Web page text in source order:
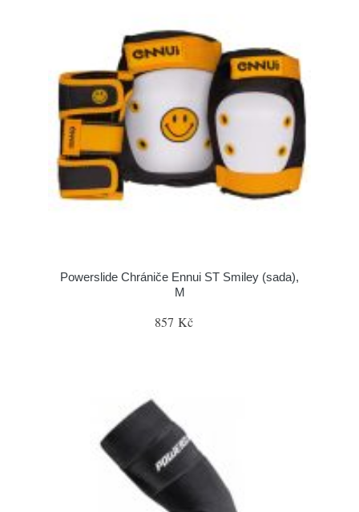
Powerslide Chrániče Ennui ST Smiley (sada),
M
857 Kč